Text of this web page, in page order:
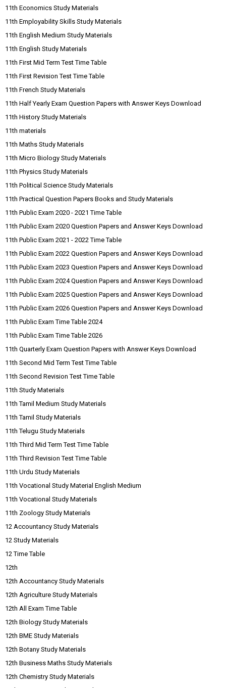
11th Economics Study Materials
11th Employability Skills Study Materials
11th English Medium Study Materials
11th English Study Materials
11th First Mid Term Test Time Table
11th First Revision Test Time Table
11th French Study Materials
11th Half Yearly Exam Question Papers with Answer Keys Download
11th History Study Materials
11th materials
11th Maths Study Materials
11th Micro Biology Study Materials
11th Physics Study Materials
11th Political Science Study Materials
11th Practical Question Papers Books and Study Materials
11th Public Exam 2020 - 2021 Time Table
11th Public Exam 2020 Question Papers and Answer Keys Download
11th Public Exam 2021 - 2022 Time Table
11th Public Exam 2022 Question Papers and Answer Keys Download
11th Public Exam 2023 Question Papers and Answer Keys Download
11th Public Exam 2024 Question Papers and Answer Keys Download
11th Public Exam 2025 Question Papers and Answer Keys Download
11th Public Exam 2026 Question Papers and Answer Keys Download
11th Public Exam Time Table 2024
11th Public Exam Time Table 2026
11th Quarterly Exam Question Papers with Answer Keys Download
11th Second Mid Term Test Time Table
11th Second Revision Test Time Table
11th Study Materials
11th Tamil Medium Study Materials
11th Tamil Study Materials
11th Telugu Study Materials
11th Third Mid Term Test Time Table
11th Third Revision Test Time Table
11th Urdu Study Materials
11th Vocational Study Material English Medium
11th Vocational Study Materials
11th Zoology Study Materials
12 Accountancy Study Materials
12 Study Materials
12 Time Table
12th
12th Accountancy Study Materials
12th Agriculture Study Materials
12th All Exam Time Table
12th Biology Study Materials
12th BME Study Materials
12th Botany Study Materials
12th Business Maths Study Materials
12th Chemistry Study Materials